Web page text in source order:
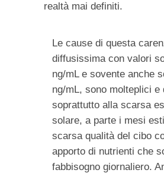
realtà mai definiti.
Le cause di questa
diffusissima con valori
ng/mL e sovente anche
ng/mL, sono molteplici e
soprattutto alla scarsa
solare, a parte i mesi
scarsa qualità del cibo
apporto di nutrienti che
fabbisogno giornaliero.